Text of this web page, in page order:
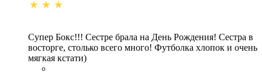
Супер Бокс!!! Сестре брала на День Рождения! Сестра в
восторге, столько всего много! Футболка хлопок и очень
мягкая кстати)